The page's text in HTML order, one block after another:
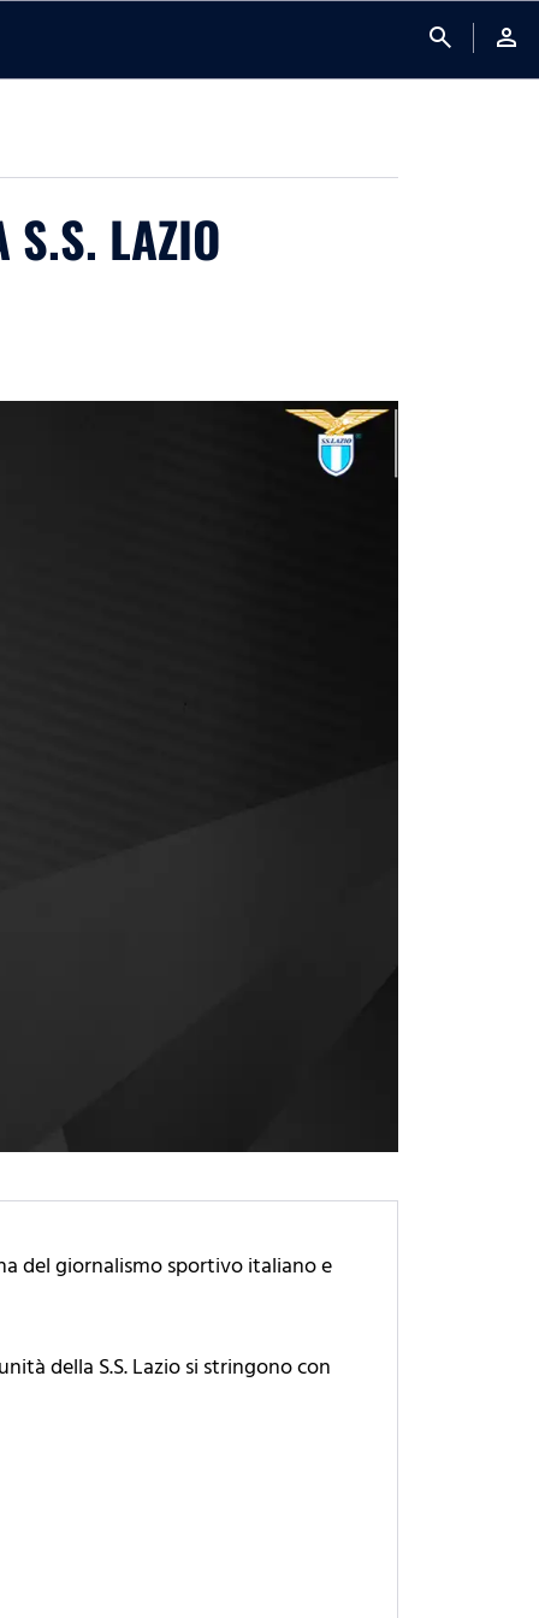
search person
S.S. LAZIO
del giornalismo sportivo italiano e
della S.S. Lazio si stringono con